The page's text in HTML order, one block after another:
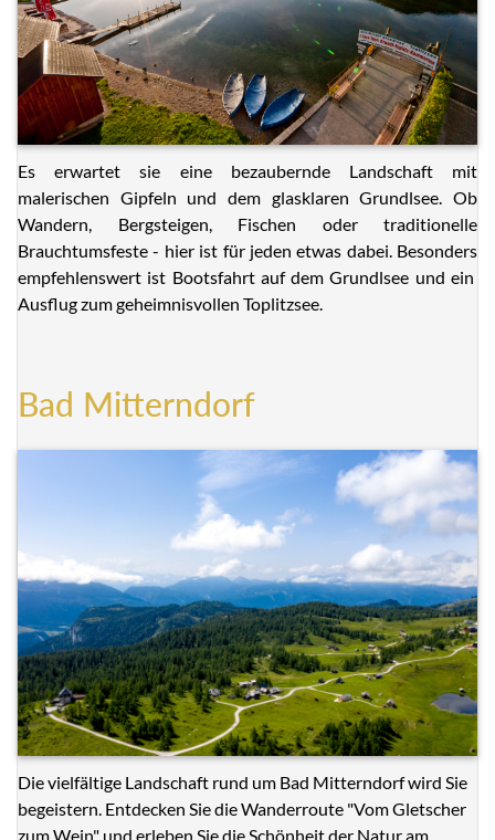
Es erwartet sie eine bezaubernde Landschaft mit
malerischen Gipfeln und dem glasklaren Grundlsee. Ob
Wandern, Bergsteigen, Fischen oder traditionelle
Brauchtumsfeste - hier ist für jeden etwas dabei. Besonders
empfehlenswert ist Bootsfahrt auf dem Grundlsee und ein
Ausflug zum geheimnisvollen Toplitzsee.
Bad Mitterndorf
Die vielfältige Landschaft rund um Bad Mitterndorf wird Sie
begeistern. Entdecken Sie die Wanderroute "Vom Gletscher
zum Wein" und erleben Sie die Schönheit der Natur am